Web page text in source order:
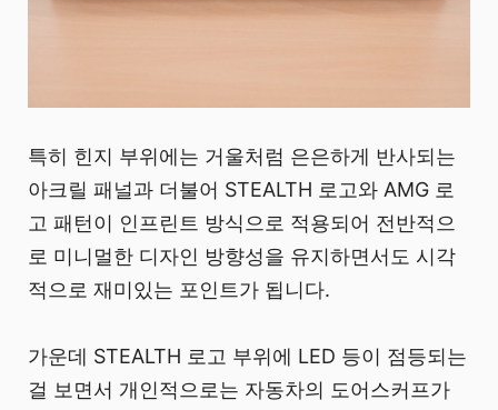
특히 힌지 부위에는 거울처럼 은은하게 반사되는
아크릴 패널과 더불어 STEALTH 로고와 AMG 로
고 패턴이 인프린트 방식으로 적용되어 전반적으
로 미니멀한 디자인 방향성을 유지하면서도 시각
적으로 재미있는 포인트가 됩니다.
가운데 STEALTH 로고 부위에 LED 등이 점등되는
걸 보면서 개인적으로는 자동차의 도어스커프가